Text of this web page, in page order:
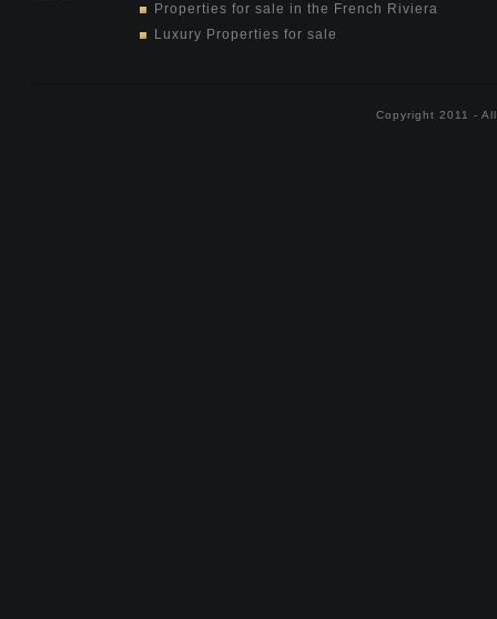
Properties for sale in the French Riviera
Luxury Properties for sale
Copyright 2011 -